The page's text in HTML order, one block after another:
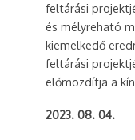
feltárási
és mélyreható
kiemelkedő
feltárási
előmozdítja a
2023. 08. 04.